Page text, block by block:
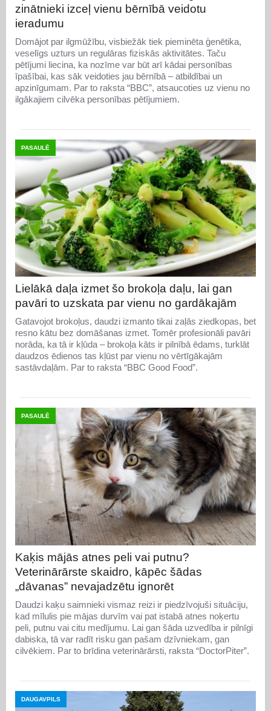
zinātnieki izceļ vienu bērnībā veidotu
ieradumu
Domājot par ilgmūžību, visbiežāk tiek pieminēta ģenētika,
veselīgs uzturs un regulāras fiziskās aktivitātes. Taču
pētījumi liecina, ka nozīme var būt arī kādai personības
īpašībai, kas sāk veidoties jau bērnībā – atbildībai un
apzinīgumam. Par to raksta “BBC”, atsaucoties uz vienu no
ilgākajiem cilvēka personības pētījumiem.
PASAULĒ
Lielākā daļa izmet šo brokoļa daļu, lai gan
pavāri to uzskata par vienu no gardākajām
Gatavojot brokoļus, daudzi izmanto tikai zaļās ziedkopas, bet
resno kātu bez domāšanas izmet. Tomēr profesionāli pavāri
norāda, ka tā ir kļūda – brokoļa kāts ir pilnībā ēdams, turklāt
daudzos ēdienos tas kļūst par vienu no vērtīgākajām
sastāvdaļām. Par to raksta “BBC Good Food”.
PASAULĒ
Kaķis mājās atnes peli vai putnu?
Veterinārārste skaidro, kāpēc šādas
„dāvanas” nevajadzētu ignorēt
Daudzi kaķu saimnieki vismaz reizi ir piedzīvojuši situāciju,
kad mīlulis pie mājas durvīm vai pat istabā atnes noķertu
peli, putnu vai citu medījumu. Lai gan šāda uzvedība ir pilnīgi
dabiska, tā var radīt risku gan pašam dzīvniekam, gan
cilvēkiem. Par to brīdina veterinārārsti, raksta “DoctorPiter”.
DAUGAVPILS